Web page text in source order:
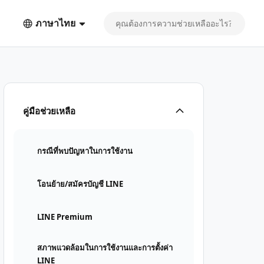
ภาษาไทย
คู่มือช่วยเหลือ
กรณีที่พบปัญหาในการใช้งาน
โอนย้าย/สมัครบัญชี LINE
LINE Premium
สภาพแวดล้อมในการใช้งานและการตั้งค่า
LINE